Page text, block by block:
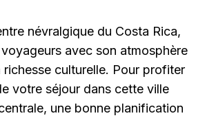
névralgique du Costa Rica,
avec son atmosphère
richesse culturelle. Pour profiter
votre séjour dans cette ville
une bonne planification